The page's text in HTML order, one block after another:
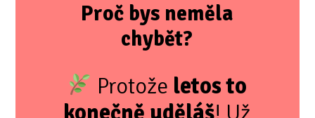
Proč bys neměla
chybět?
Protože letos to